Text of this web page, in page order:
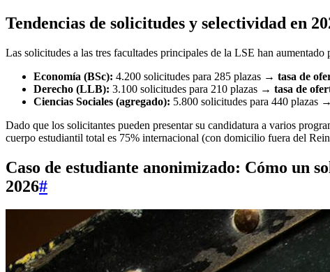
Tendencias de solicitudes y selectividad en
Las solicitudes a las tres facultades principales de la LSE han
Economía (BSc): 4.200 solicitudes para 285 plazas → tasa de
Derecho (LLB): 3.100 solicitudes para 210 plazas → tasa de
Ciencias Sociales (agregado): 5.800 solicitudes para 440 plazas →
Dado que los solicitantes pueden presentar su candidatura a varios
cuerpo estudiantil total es 75% internacional (con domicilio fuera del
Caso de estudiante anonimizado: Cómo un
2026#